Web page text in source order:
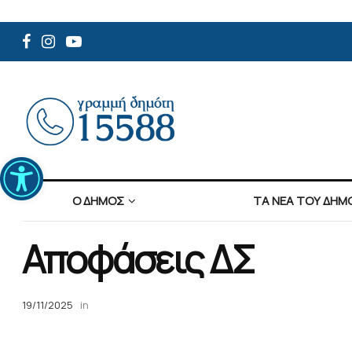
Ανοίξτε τη γραμμή εργαλείων
Ο ΔΗΜΟΣ ΤΑ ΝΕΑ ΤΟΥ
Αποφάσεις ΔΣ
19/11/2025 in